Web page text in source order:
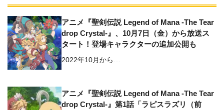
アニメ『聖剣伝説 Legend of Mana -The Tear
drop Crystal-』、10月7日（金）から放送ス
タート！登場キャラクターの追加公開も
2022年10月から…
アニメ『聖剣伝説 Legend of Mana -The Tear
drop Crystal-』第1話「ラピスラズリ（前